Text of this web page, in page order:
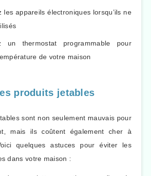
les appareils électroniques lorsqu’ils ne
un thermostat programmable pour
de votre maison
produits jetables
sont non seulement mauvais pour
mais ils coûtent également cher à
quelques astuces pour éviter les
dans votre maison :